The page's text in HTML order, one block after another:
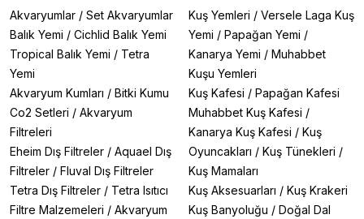
Akvaryumlar / Set Akvaryumlar
Balık Yemi / Cichlid Balık Yemi
Tropical Balık Yemi / Tetra
Yemi
Akvaryum Kumları / Bitki Kumu
Co2 Setleri / Akvaryum
Filtreleri
Eheim Dış Filtreler / Aquael Dış
Filtreler / Fluval Dış Filtreler
Tetra Dış Filtreler / Tetra Isıtıcı
Filtre Malzemeleri / Akvaryum
Kuş Yemleri / Versele Laga Kuş
Yemi / Papağan Yemi /
Kanarya Yemi / Muhabbet
Kuşu Yemleri
Kuş Kafesi / Papağan Kafesi
Muhabbet Kuş Kafesi /
Kanarya Kuş Kafesi / Kuş
Oyuncakları / Kuş Tünekleri /
Kuş Mamaları
Kuş Aksesuarları / Kuş Krakeri
Kuş Banyoluğu / Doğal Dal